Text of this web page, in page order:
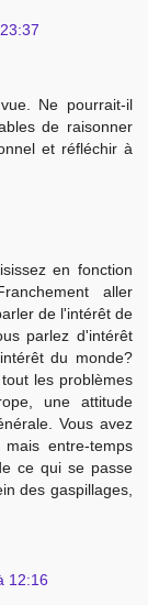
Ne pourrait-il
de raisonner
et réfléchir à
en fonction
aller
de l'intérêt de
parlez d'intérêt
du monde?
les problèmes
une attitude
Vous avez
entre-temps
ce qui se passe
des gaspillages,
12:16